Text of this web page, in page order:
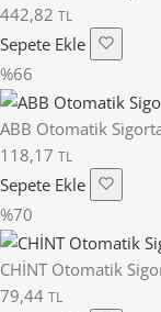
442,82 TL
Sepete Ekle
%66
ABB Otomatik
118,17 TL
Sepete Ekle
%70
CHİNT Otomatik
79,44 TL